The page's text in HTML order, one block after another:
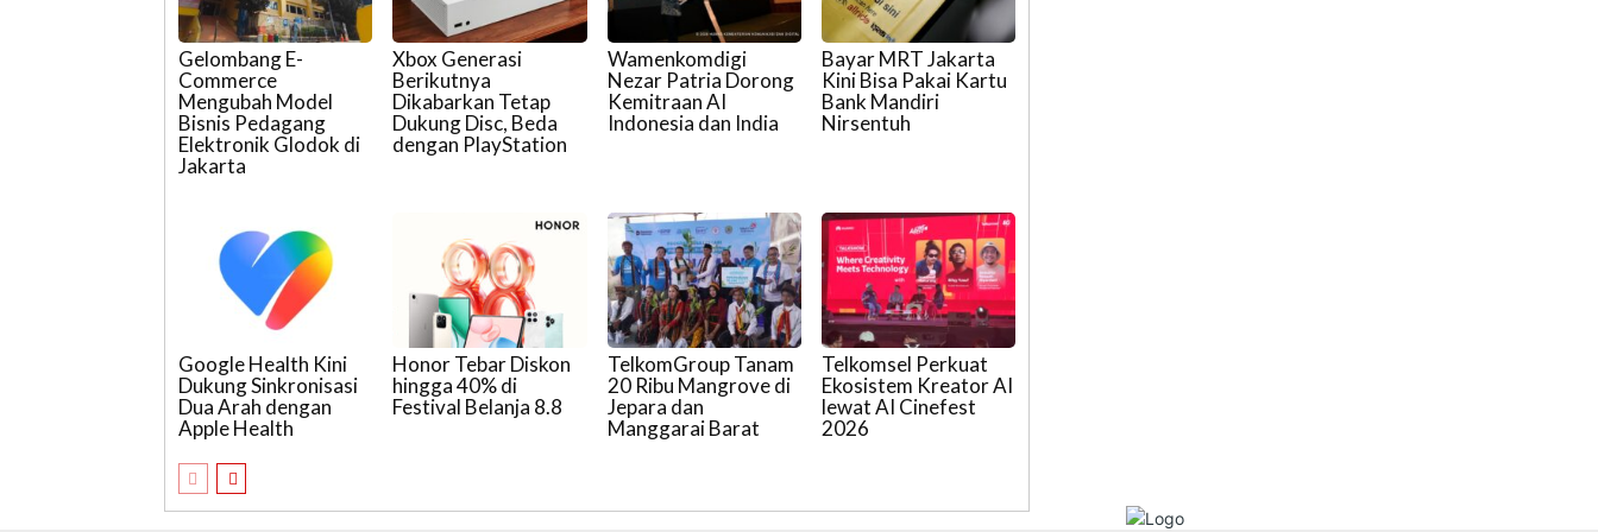
Gelombang E-
Commerce
Mengubah Model
Bisnis Pedagang
Elektronik Glodok di
Jakarta
Xbox Generasi
Berikutnya
Dikabarkan Tetap
Dukung Disc, Beda
dengan PlayStation
Wamenkomdigi
Nezar Patria Dorong
Kemitraan AI
Indonesia dan India
Bayar MRT Jakarta
Kini Bisa Pakai Kartu
Bank Mandiri
Nirsentuh
Google Health Kini
Dukung Sinkronisasi
Dua Arah dengan
Apple Health
Honor Tebar Diskon
hingga 40% di
Festival Belanja 8.8
TelkomGroup Tanam
20 Ribu Mangrove di
Jepara dan
Manggarai Barat
Telkomsel Perkuat
Ekosistem Kreator AI
lewat AI Cinefest
2026